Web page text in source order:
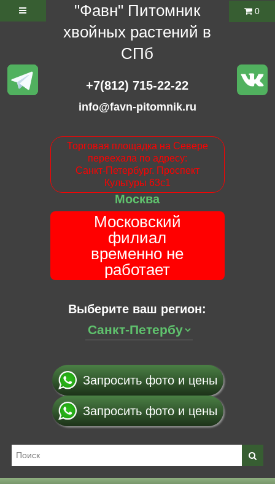
"Фавн" Питомник
хвойных растений в
СПб
+7(812) 715-22-22
info@favn-pitomnik.ru
Торговая площадка на Севере
переехала по адресу:
Санкт-Петербург. Проспект
Культуры 63с1
Москва
Московский
филиал
временно не
работает
Выберите ваш регион:
0
Запросить фото и цены
Запросить фото и цены